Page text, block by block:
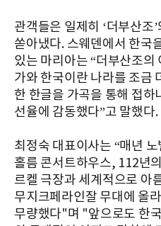
관객들은 일제히 ‘더부산조
쏟아냈다. 스웨덴에서 한국
있는 마리아는 “더부산조의
가와 한국이란 나라를 조금
한 한글을 가곡을 통해 접하
선율에 감동했다”고 말했다.
최정숙 대표이사는 “매년
홀름 콘서트하우스, 112년
르켈 극장과 세계적으로 아
무지크페라인잘 무대에 올
무량했다"며 "앞으로도 한